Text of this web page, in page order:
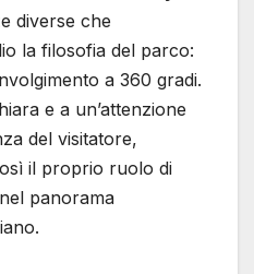
diverse che
la filosofia del parco:
a 360 gradi.
e a un’attenzione
del visitatore,
il proprio ruolo di
panorama